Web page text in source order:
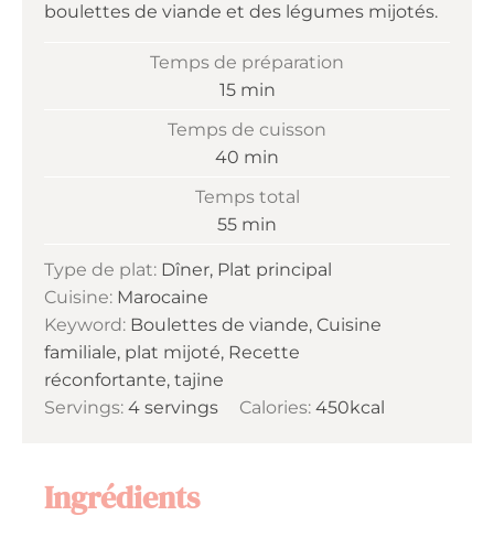
boulettes de viande et des légumes mijotés.
Temps de préparation
15minutes
min
Temps de cuisson
40 minutes
min
Temps total
55minutes
min
Type de plat: Dîner, Plat principal
Cuisine: Marocaine
Keyword: Boulettes de viande, Cuisine
familiale, plat mijoté, Recette
réconfortante, tajine
Servings: 4 servings Calories:450kcal
Ingrédients